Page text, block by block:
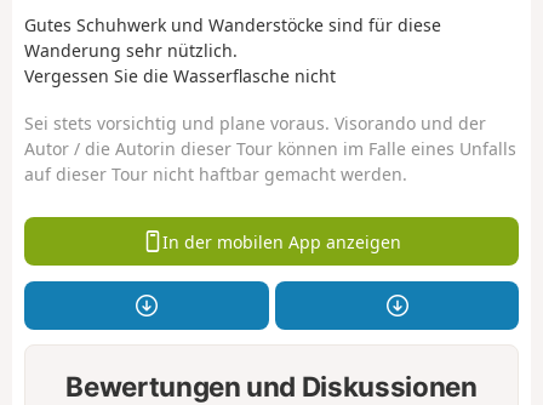
Gutes Schuhwerk und Wanderstöcke sind für diese
Wanderung sehr nützlich.
Vergessen Sie die Wasserflasche nicht
Sei stets vorsichtig und plane voraus. Visorando und der
Autor / die Autorin dieser Tour können im Falle eines Unfalls
auf dieser Tour nicht haftbar gemacht werden.
In der mobilen App anzeigen
Bewertungen und Diskussionen